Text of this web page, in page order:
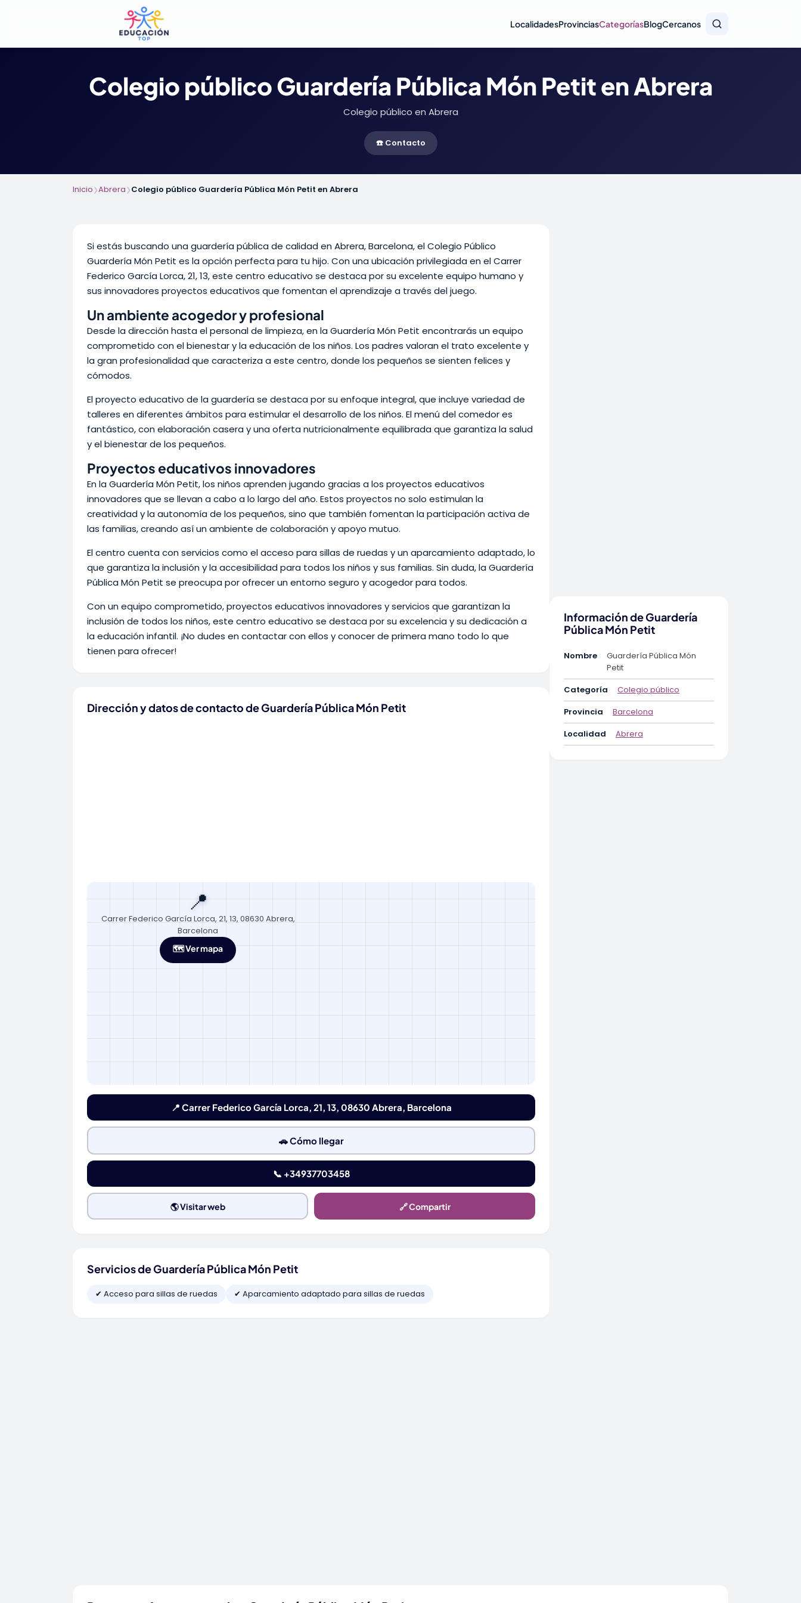
LocalidadesProvinciasCategoríasBlogCercanos
Colegio público Guardería Pública Món Petit en Abrera
Colegio público en Abrera
☎️ Contacto
Inicio❯Abrera❯Colegio público Guardería Pública Món Petit en Abrera
Si estás buscando una guardería pública de calidad en Abrera, Barcelona, el Colegio Público
Guardería Món Petit es la opción perfecta para tu hijo. Con una ubicación privilegiada en el Carrer
Federico García Lorca, 21, 13, este centro educativo se destaca por su excelente equipo humano y
sus innovadores proyectos educativos que fomentan el aprendizaje a través del juego.
Un ambiente acogedor y profesional
Desde la dirección hasta el personal de limpieza, en la Guardería Món Petit encontrarás un equipo
comprometido con el bienestar y la educación de los niños. Los padres valoran el trato excelente y
la gran profesionalidad que caracteriza a este centro, donde los pequeños se sienten felices y
cómodos.
El proyecto educativo de la guardería se destaca por su enfoque integral, que incluye variedad de
talleres en diferentes ámbitos para estimular el desarrollo de los niños. El menú del comedor es
fantástico, con elaboración casera y una oferta nutricionalmente equilibrada que garantiza la salud
y el bienestar de los pequeños.
Proyectos educativos innovadores
En la Guardería Món Petit, los niños aprenden jugando gracias a los proyectos educativos
innovadores que se llevan a cabo a lo largo del año. Estos proyectos no solo estimulan la
creatividad y la autonomía de los pequeños, sino que también fomentan la participación activa de
las familias, creando así un ambiente de colaboración y apoyo mutuo.
El centro cuenta con servicios como el acceso para sillas de ruedas y un aparcamiento adaptado, lo
que garantiza la inclusión y la accesibilidad para todos los niños y sus familias. Sin duda, la Guardería
Pública Món Petit se preocupa por ofrecer un entorno seguro y acogedor para todos.
Con un equipo comprometido, proyectos educativos innovadores y servicios que garantizan la
inclusión de todos los niños, este centro educativo se destaca por su excelencia y su dedicación a
la educación infantil. ¡No dudes en contactar con ellos y conocer de primera mano todo lo que
tienen para ofrecer!
Dirección y datos de contacto de Guardería Pública Món Petit
📍
Carrer Federico García Lorca, 21, 13, 08630 Abrera,
Barcelona
🗺️ Ver mapa
📍 Carrer Federico García Lorca, 21, 13, 08630 Abrera, Barcelona
🚗 Cómo llegar
📞 +34937703458
🌎 Visitar web 🔗 Compartir
Servicios de Guardería Pública Món Petit
✔ Acceso para sillas de ruedas ✔ Aparcamiento adaptado para sillas de ruedas
Información de Guardería
Pública Món Petit
Nombre
Guardería Pública Món
Petit
Categoría
Colegio público
Provincia
Barcelona
Localidad
Abrera